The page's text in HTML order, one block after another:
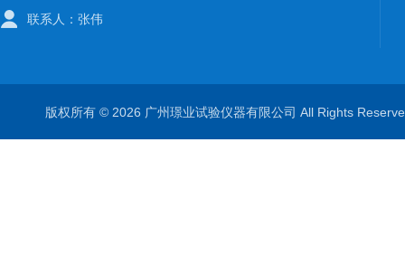
联系人：张伟
版权所有 © 2026 广州璟业试验仪器有限公司 All Rights